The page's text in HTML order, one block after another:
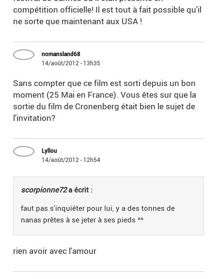
compétition officielle! Il est tout à fait possible qu'il
ne sorte que maintenant aux USA !
nomansland68
14/août/2012 - 13h35
Sans compter que ce film est sorti depuis un bon
moment (25 Mai en France). Vous êtes sur que la
sortie du film de Cronenberg était bien le sujet de
l'invitation?
Lyllou
14/août/2012 - 12h54
scorpionne72a écrit :
faut pas s'inquiéter pour lui, y a des tonnes de
nanas prêtes à se jeter à ses pieds ^^
rien avoir avec l'amour